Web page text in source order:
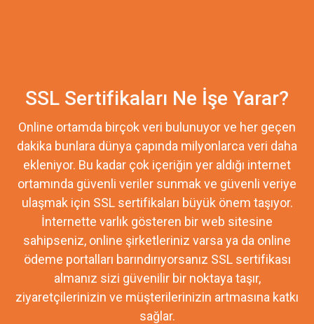
SSL Sertifikaları Ne İşe Yarar?
Online ortamda birçok veri bulunuyor ve her geçen
dakika bunlara dünya çapında milyonlarca veri daha
ekleniyor. Bu kadar çok içeriğin yer aldığı internet
ortamında güvenli veriler sunmak ve güvenli veriye
ulaşmak için SSL sertifikaları büyük önem taşıyor.
İnternette varlık gösteren bir web sitesine
sahipseniz, online şirketleriniz varsa ya da online
ödeme portalları barındırıyorsanız SSL sertifikası
almanız sizi güvenilir bir noktaya taşır,
ziyaretçilerinizin ve müşterilerinizin artmasına katkı
sağlar.